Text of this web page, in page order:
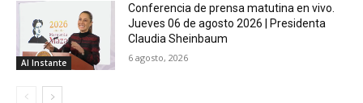
Al Instante
Conferencia de prensa matutina en vivo.
Jueves 06 de agosto 2026 | Presidenta
Claudia Sheinbaum
6 agosto, 2026